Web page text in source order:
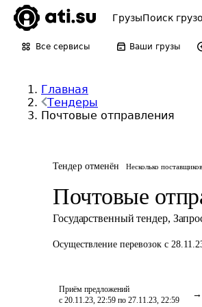
ГрузыПоиск
Все сервисы Ваши грузы
Главная
Тендеры
Почтовые отправления
Тендер отменён Несколько поставщиков
Почтовые
Государственный тендер,
Осуществление перевозок с
Приём предложений
с 20.11.23, 22:59 по 27.11.23, 22:59